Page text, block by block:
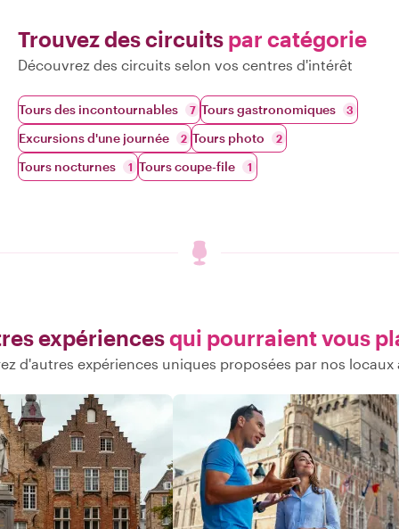
Trouvez des circuits par catégorie
Découvrez des circuits selon vos centres d'intérêt
Tours des incontournables 7 Tours gastronomiques 3
Excursions d'une journée 2 Tours photo 2
Tours nocturnes 1 Tours coupe-file 1
expériencesqui pourraient vous
d'autres expériences uniques proposées par nos locaux